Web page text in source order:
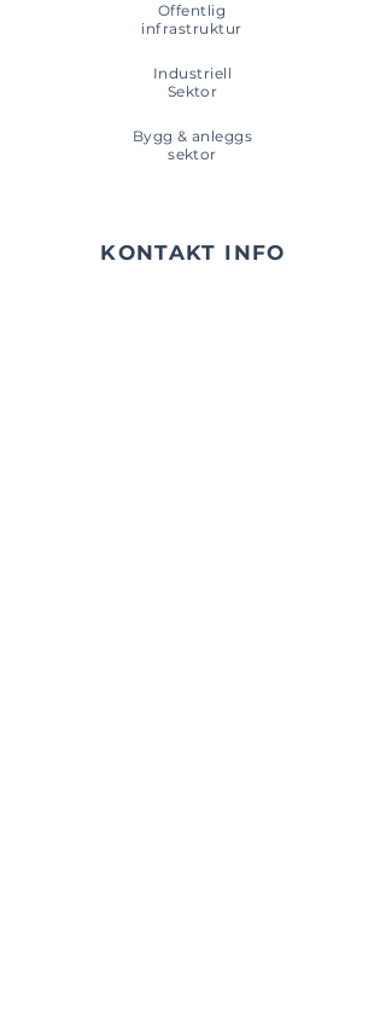
Offentlig
infrastruktur
Industriell
Sektor
Bygg & anleggs
sektor
KONTAKT INFO